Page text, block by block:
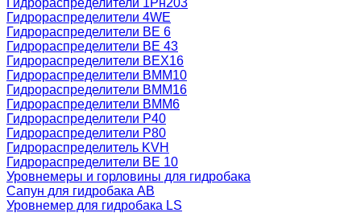
Гидрораспределители 1Рн203
Гидрораспределители 4WE
Гидрораспределители ВЕ 6
Гидрораспределители ВЕ 43
Гидрораспределители ВЕХ16
Гидрораспределители ВММ10
Гидрораспределители ВММ16
Гидрораспределители ВММ6
Гидрораспределители Р40
Гидрораспределители Р80
Гидрораспределитель KVH
Гидрораспределители ВЕ 10
Уровнемеры и горловины для гидробака
Сапун для гидробака АВ
Уровнемер для гидробака LS